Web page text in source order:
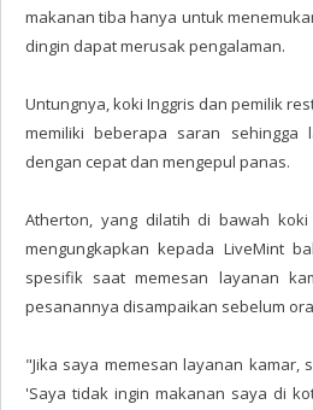
makanan tiba hanya untuk
dingin dapat merusak pengalaman.
Untungnya, koki Inggris dan pemilik
memiliki beberapa saran sehingga
dengan cepat dan mengepul panas.
Atherton, yang dilatih di bawah
mengungkapkan kepada LiveMint
spesifik saat memesan layanan
pesanannya disampaikan sebelum
"Jika saya memesan layanan kamar,
'Saya tidak ingin makanan saya di